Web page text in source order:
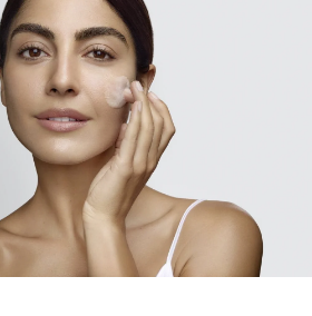
komplexnek köszönhetően ez az
azonnal ragyogóbbá teszi a
egyenetlenségeit is.
fenntartja a bőr
és a bőrt azonnal
teszi.
használható
teszi a bőrt